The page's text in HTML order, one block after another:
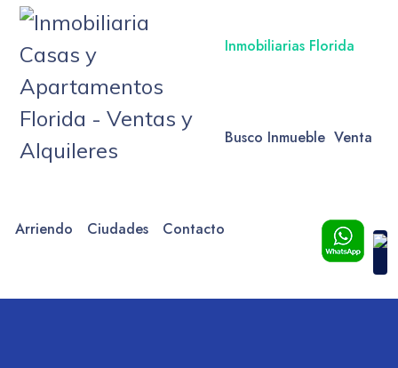
Inmobiliarias Florida
Busco Inmueble Venta
Arriendo Ciudades Contacto